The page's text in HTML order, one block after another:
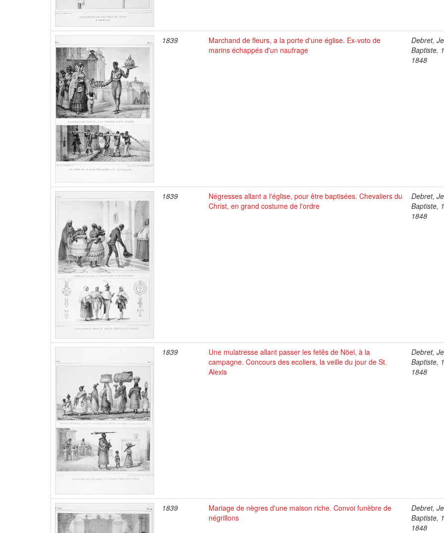
1839
Marchand de fleurs, a la porte d'une église. Ex-voto de
marins échappés d'un naufrage
Debret,
Baptiste,
1848
1839
Négresses allant a l'église, pour être baptisées. Chevaliers du
Christ, en grand costume de l'ordre
Debret,
Baptiste,
1848
1839
Une mulatresse allant passer les fetês de Nöel, à la
campagne. Concours des ecoliers, la veille du jour de St.
Alexis
Debret,
Baptiste,
1848
1839
Mariage de nègres d'une maison riche. Convoi funèbre de
négrillons
Debret,
Baptiste,
1848